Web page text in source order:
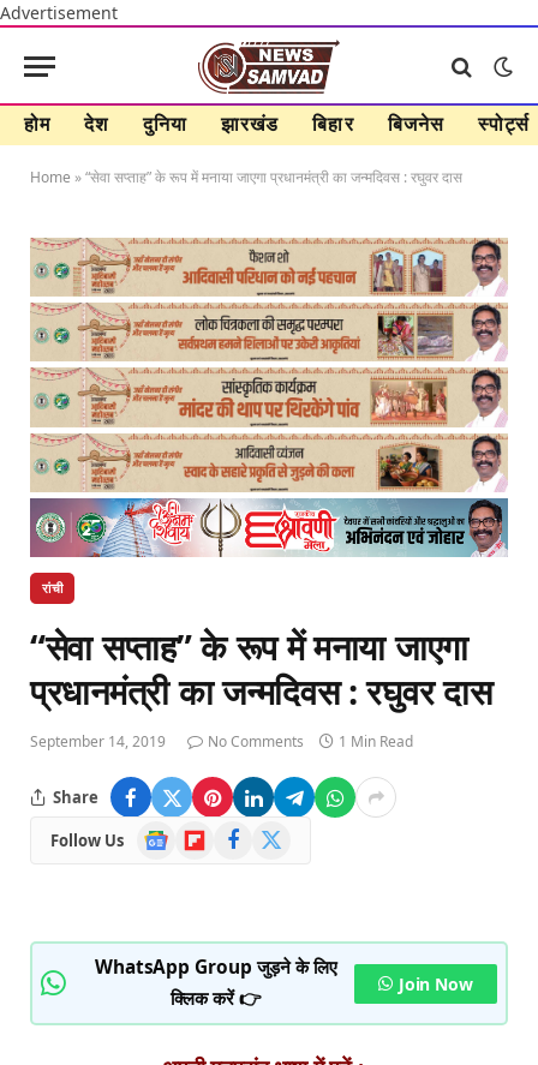
Advertisement
होम देश दुनिया झारखंड बिहार बिजनेस स्पोर्ट्स
Home »“सेवा सप्ताह” के रूप में मनाया जाएगा प्रधानमंत्री का जन्मदिवस : रघुवर दास
रांची
“सेवा सप्ताह” के रूप में मनाया जाएगा
प्रधानमंत्री का जन्मदिवस : रघुवर दास
September 14, 2019 No Comments 1 Min Read
Share
Follow Us
Google
News
FlipboardFacebook
WhatsApp Group जुड़ने के लिए
क्लिक करें 👉
Join Now